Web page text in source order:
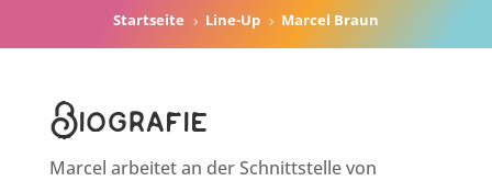
Startseite 5 Line-Up 5 Marcel Braun
Biografie
Marcel arbeitet an der Schnittstelle von